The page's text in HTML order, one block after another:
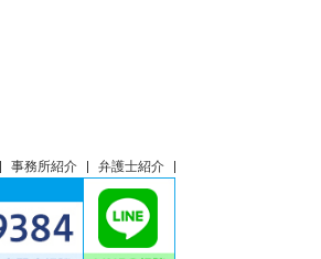
ご相談の流れ 事務所紹介